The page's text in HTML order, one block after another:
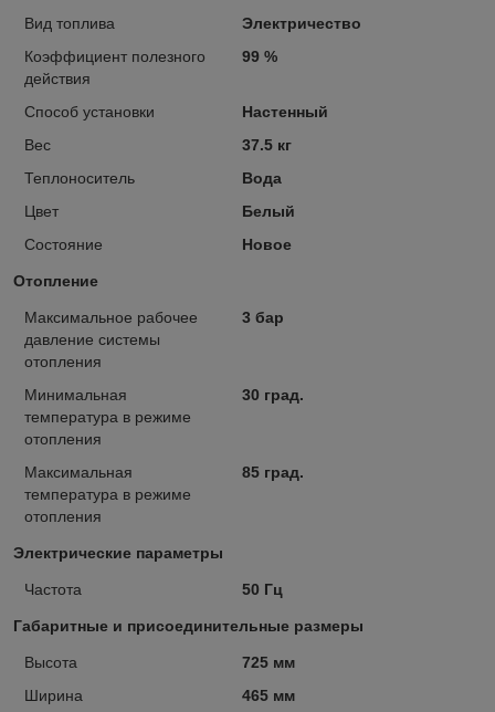
Вид топлива
Электричество
Коэффициент полезного
действия
99 %
Способ установки
Настенный
Вес
37.5 кг
Теплоноситель
Вода
Цвет
Белый
Состояние
Новое
Отопление
Максимальное рабочее
давление системы
отопления
3 бар
Минимальная
температура в режиме
отопления
30 град.
Максимальная
температура в режиме
отопления
85 град.
Электрические параметры
Частота 50 Гц
Габаритные и присоединительные размеры
Высота
725 мм
Ширина
465 мм